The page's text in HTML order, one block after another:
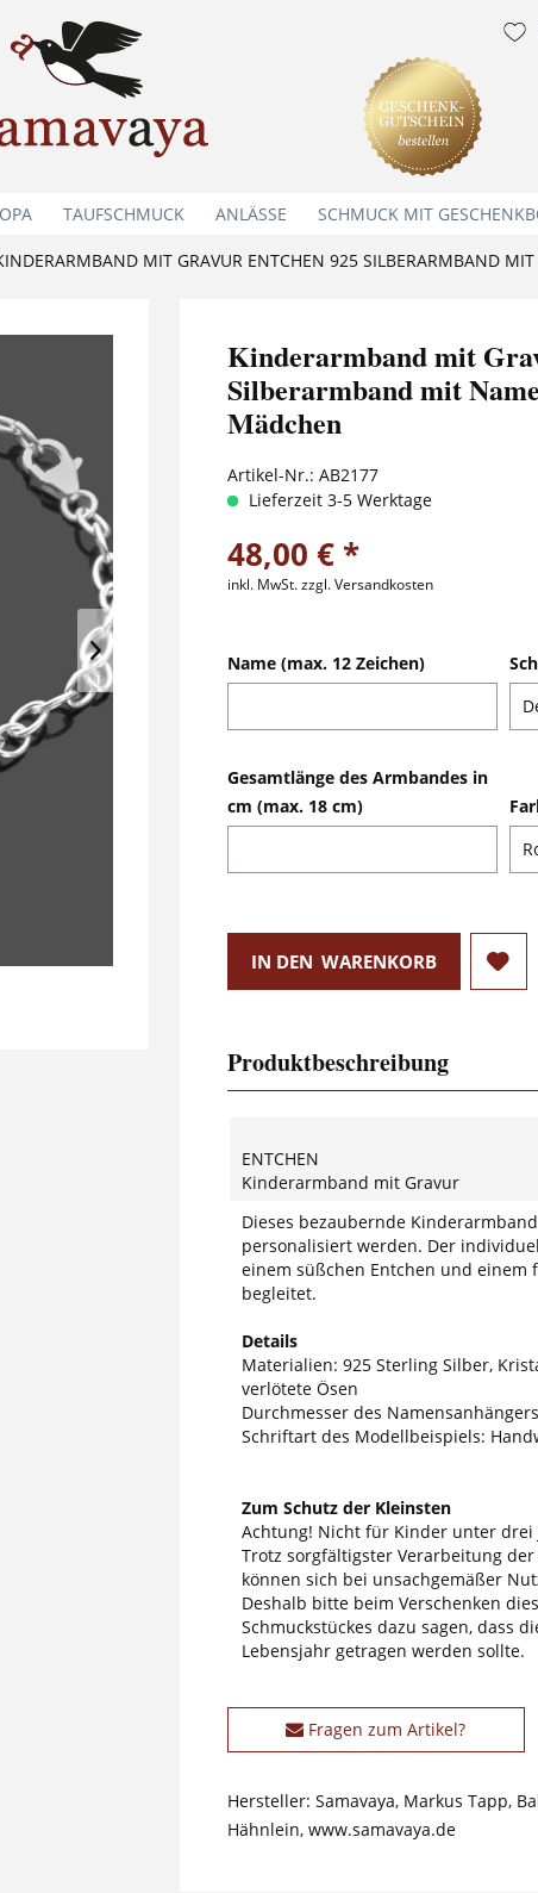
TAUFSCHMUCK ANLÄSSE SCHMUCK MIT
Kinderarmband mit
Silberarmband mit
Mädchen
Artikel-Nr.: AB2177
Lieferzeit 3-5 Werktage
48,00 € *
inkl. MwSt.zzgl. Versandkosten
Name (max. 12 Zeichen)
Gesamtlänge des Armbandes in
cm (max. 18 cm)
IN DEN WARENKORB
Produktbeschreibung
ENTCHEN
Kinderarmband mit Gravur
Dieses bezaubernde
personalisiert werden. Der
einem süßchen Entchen und einem
begleitet.
Details
Materialien: 925 Sterling Silber,
verlötete Ösen
Durchmesser des
Schriftart des Modellbeispiels:
Zum Schutz der Kleinsten
Achtung! Nicht für Kinder unter drei
Trotz sorgfältigster Verarbeitung
können sich bei unsachgemäßer
Deshalb bitte beim Verschenken
Schmuckstückes dazu sagen, dass
Lebensjahr getragen werden sollte.
Fragen zum Artikel?
Hersteller: Samavaya, Markus Tapp,
Hähnlein, www.samavaya.de